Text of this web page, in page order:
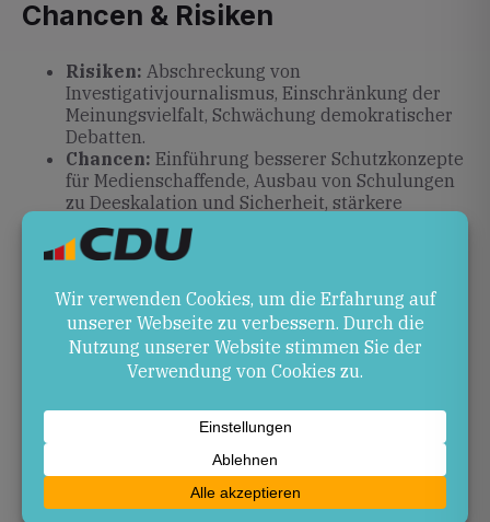
Chancen & Risiken
Risiken: Abschreckung von
Investigativjournalismus, Einschränkung der
Meinungsvielfalt, Schwächung demokratischer
Debatten.
Chancen: Einführung besserer Schutzkonzepte
für Medienschaffende, Ausbau von Schulungen
zu Deeskalation und Sicherheit, stärkere
Kooperation von Politik und Behörden.
Um die Sicherheit von Journalistinnen und
Journalisten zu erhöhen, bedarf es zielgerichteter
Maßnahmen auf Landes- und Bundesebene. Dazu
Strafverfolgung, Ausstattung von Redaktionsteams
mit professionellen Schutzstandards und eine
Sensibilisierung für die Bedeutung freier Presse. Nur
so lässt sich die dokumentierte Negativentwicklung
bremsen und Pressefreiheit langfristig sichern.